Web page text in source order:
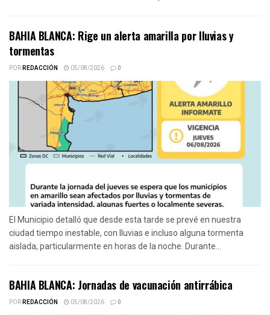
BAHIA BLANCA: Rige un alerta amarilla por lluvias y
tormentas
PORREDACCIÓN 05/08/2026 0
El Municipio detalló que desde esta tarde se prevé en nuestra
ciudad tiempo inestable, con lluvias e incluso alguna tormenta
aislada, particularmente en horas de la noche. Durante...
BAHIA BLANCA: Jornadas de vacunación antirrábica
PORREDACCIÓN 05/08/2026 0